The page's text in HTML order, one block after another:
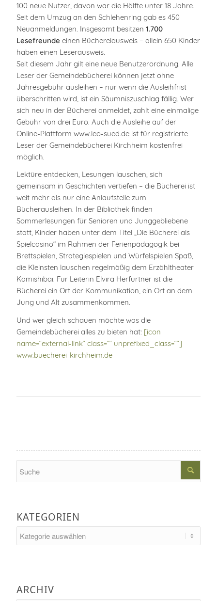
100 neue Nutzer, davon war die Hälfte unter 18 Jahre.
Seit dem Umzug an den Schlehenring gab es 450
Neuanmeldungen. Insgesamt besitzen 1.700
Lesefreunde einen Büchereiausweis – allein 650 Kinder
haben einen Leserausweis.
Seit diesem Jahr gilt eine neue Benutzerordnung. Alle
Leser der Gemeindebücherei können jetzt ohne
Jahresgebühr ausleihen – nur wenn die Ausleihfrist
überschritten wird, ist ein Säumniszuschlag fällig. Wer
sich neu in der Bücherei anmeldet, zahlt eine einmalige
Gebühr von drei Euro. Auch die Ausleihe auf der
Online-Plattform www.leo-sued.de ist für registrierte
Leser der Gemeindebücherei Kirchheim kostenfrei
möglich.
Lektüre entdecken, Lesungen lauschen, sich
gemeinsam in Geschichten vertiefen – die Bücherei ist
weit mehr als nur eine Anlaufstelle zum
Bücherausleihen. In der Bibliothek finden
Sommerlesungen für Senioren und Junggebliebene
statt, Kinder haben unter dem Titel „Die Bücherei als
Spielcasino“ im Rahmen der Ferienpädagogik bei
Brettspielen, Strategiespielen und Würfelspielen Spaß,
die Kleinsten lauschen regelmäßig dem Erzähltheater
Kamishibai. Für Leiterin Elvira Herfurtner ist die
Bücherei ein Ort der Kommunikation, ein Ort an dem
Jung und Alt zusammenkommen.
Und wer gleich schauen möchte was die
Gemeindebücherei alles zu bieten hat: [icon
name=“external-link“ class=““ unprefixed_class=““]
www.buecherei-kirchheim.de
KATEGORIEN
ARCHIV